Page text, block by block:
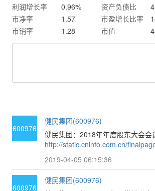
利润增长率
0.96% 资产负债比
市净率
1.57 市盈增长比率
市销率
1.28 市值
600976
健民集团(600976)
健民集团：2018年年度股东大会会
http://static.cninfo.com.cn/
2019-04-05 06:15:36
600976
健民集团(600976)